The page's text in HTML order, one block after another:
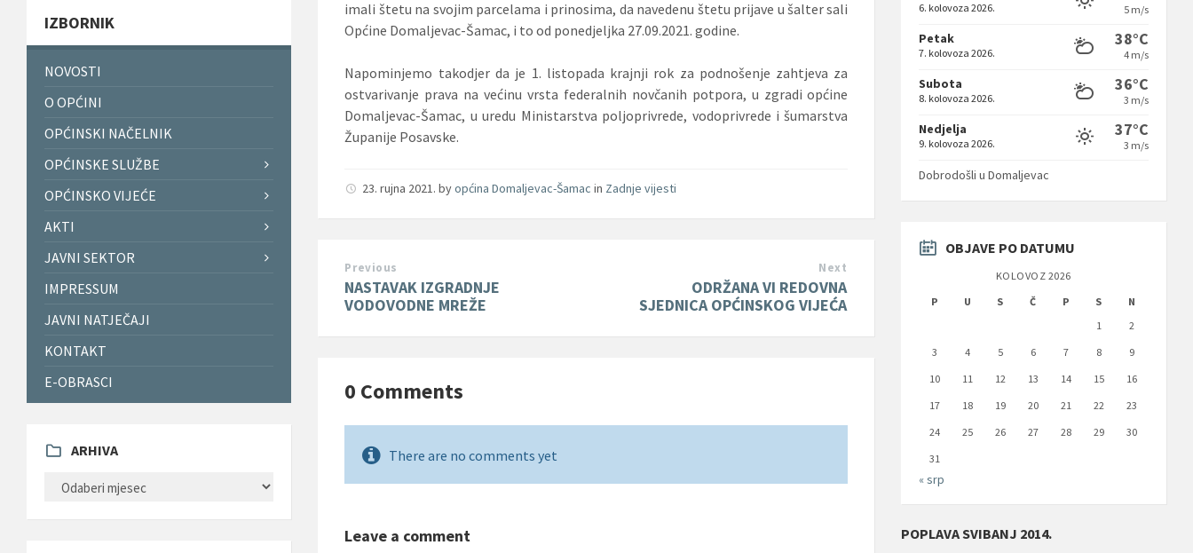
imali štetu na svojim parcelama i prinosima, da navedenu štetu prijave u šalter sali
Općine Domaljevac-Šamac, i to od ponedjeljka 27.09.2021. godine.
Napominjemo takodjer da je 1. listopada krajnji rok za podnošenje zahtjeva za
ostvarivanje prava na većinu vrsta federalnih novčanih potpora, u zgradi općine
Domaljevac-Šamac, u uredu Ministarstva poljoprivrede, vodoprivrede i šumarstva
Županije Posavske.
23. rujna 2021.byopćina Domaljevac-Šamac in Zadnje vijesti
Previous
NASTAVAK IZGRADNJE
VODOVODNE MREŽE
Next
ODRŽANA VI REDOVNA
SJEDNICA OPĆINSKOG VIJEĆA
0 Comments
There are no comments yet
Leave a comment
IZBORNIK
NOVOSTI
O OPĆINI
OPĆINSKI NAČELNIK
OPĆINSKE SLUŽBE
OPĆINSKO VIJEĆE
AKTI
JAVNI SEKTOR
IMPRESSUM
JAVNI NATJEČAJI
KONTAKT
E-OBRASCI
ARHIVA
6. kolovoza 2026. 5 m/s
Petak
7. kolovoza 2026.
38°C
4 m/s
Subota
8. kolovoza 2026.
36°C
3 m/s
Nedjelja
9. kolovoza 2026.
37°C
3 m/s
Dobrodošli u Domaljevac
OBJAVE PO DATUMU
KOLOVOZ 2026
P
U S Č P S
N
1
2
3
4 5 6 7 8
9
10
11 12 13 14 15
16
17
18 19 20 21 22
23
24
25 26 27 28 29
30
31
« srp
POPLAVA SVIBANJ 2014.